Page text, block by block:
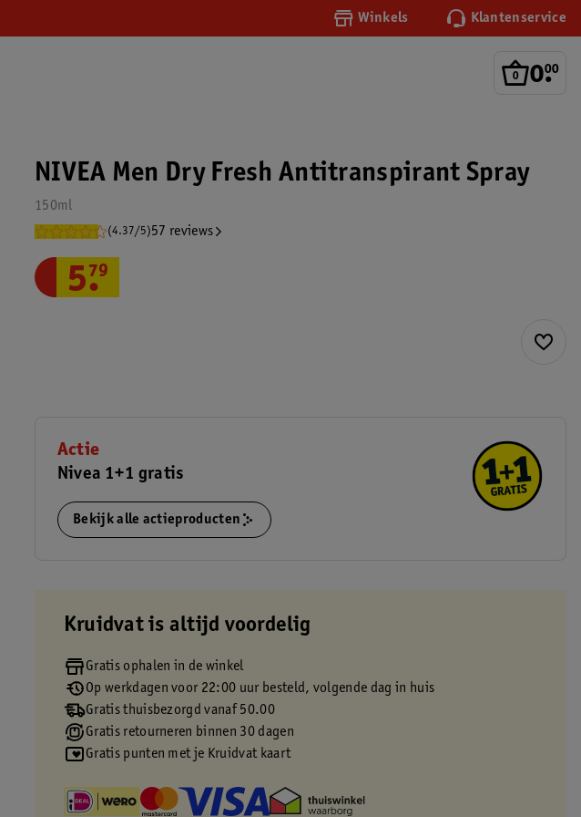
Winkels Klantenservice
0.
00
NIVEA Men Dry Fresh Antitranspirant Spray
150ml
(4.37/5)57 reviews
5.
79
Actie
Nivea 1+1 gratis
Bekijk alle actieproducten
Kruidvat is altijd voordelig
Gratis ophalen in de winkel
Op werkdagen voor 22:00 uur besteld, volgende dag in huis
Gratis thuisbezorgd vanaf 50.00
Gratis retourneren binnen 30 dagen
Gratis punten met je Kruidvat kaart